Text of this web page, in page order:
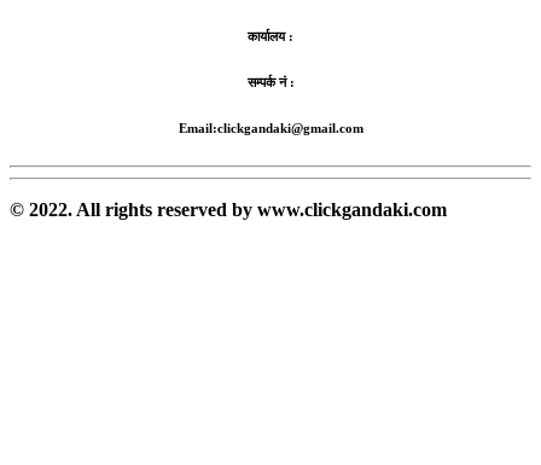
कार्यालय :
सम्पर्क नं :
Email:clickgandaki@gmail.com
© 2022. All rights reserved by www.clickgandaki.com